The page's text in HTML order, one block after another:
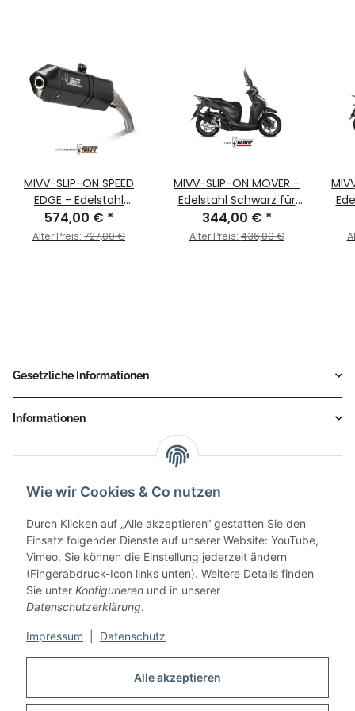
Alle akzeptieren
Wie wir Cookies & Co nutzen
Durch Klicken auf „Alle akzeptieren“ gestatten Sie den
Einsatz folgender Dienste auf unserer Website: YouTube,
Vimeo. Sie können die Einstellung jederzeit ändern
(Fingerabdruck-Icon links unten). Weitere Details finden
Sie unter Konfigurieren und in unserer
Datenschutzerklärung.
Impressum Datenschutz
MIVV-SLIP-ON SPEED
EDGE - Edelstahl
Schwarz für HONDA -
CROSSTOURER BJ. 2012 >
574,00 € *
Alter Preis: 727,00 €
MIVV-SLIP-ON MOVER -
Edelstahl Schwarz für
HONDA - SH 300 BJ.
2007 > 2014 -
344,00 € *
Alter Preis:436,00 €
Gesetzliche Informationen
Informationen
Auspuff Hotline unter:
02303 – 983 77 27